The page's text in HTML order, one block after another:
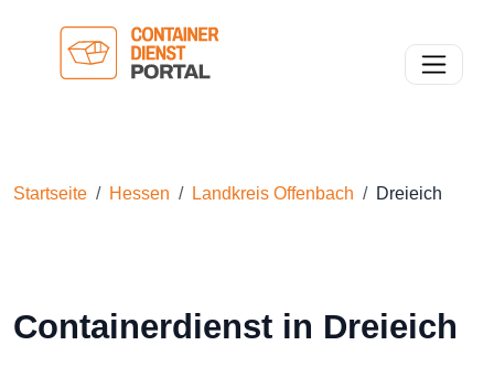
Toggle
Startseite Hessen Landkreis Offenbach Dreieich
Containerdienst in Dreieich